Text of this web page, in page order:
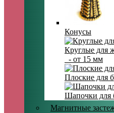
Конусы
Круглые для
- от 15 мм
Плоские для
Шапочки для
Магнитные